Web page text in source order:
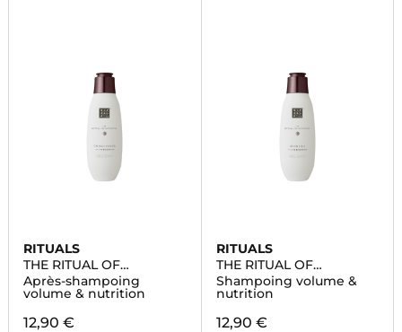
RITUALS
THE RITUAL OF
AYURVEDA
Après-shampoing
volume & nutrition
12,90 €
RITUALS
THE RITUAL OF
AYURVEDA
Shampoing volume &
nutrition
12,90 €